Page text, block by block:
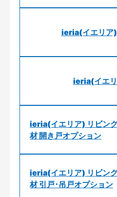
ieria(イエリア
ieria(イエ
ieria(イエリア) リビン
材 開き戸オプション
ieria(イエリア) リビン
材 引戸･吊戸オプション